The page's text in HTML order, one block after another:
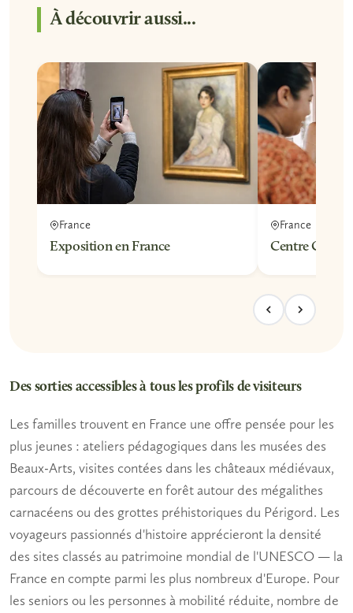
À découvrir aussi...
France
Exposition en France
France
Centre
Des sorties accessibles à tous les profils de visiteurs
Les familles trouvent en France une offre pensée pour les
plus jeunes : ateliers pédagogiques dans les musées des
Beaux-Arts, visites contées dans les châteaux médiévaux,
parcours de découverte en forêt autour des mégalithes
carnacéens ou des grottes préhistoriques du Périgord. Les
voyageurs passionnés d'histoire apprécieront la densité
des sites classés au patrimoine mondial de l'UNESCO — la
France en compte parmi les plus nombreux d'Europe. Pour
les seniors ou les personnes à mobilité réduite, nombre de